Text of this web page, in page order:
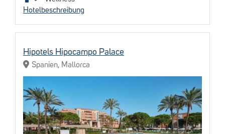
Hotelbeschreibung
Hipotels Hipocampo Palace
Spanien, Mallorca